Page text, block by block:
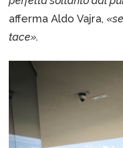
afferma Aldo Vajra,
tace».